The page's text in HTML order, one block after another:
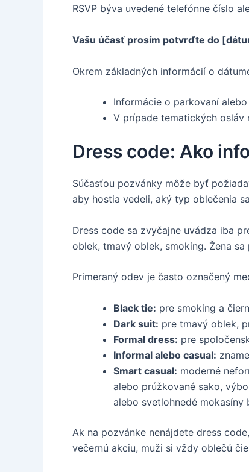
RSVP býva uvedené telefónne číslo
Vašu účasť prosím potvrďte do
Okrem základných informácií o
Informácie o parkovaní
V prípade tematických osláv
Dress code: Ako
Súčasťou pozvánky môže byť
aby hostia vedeli, aký typ oblečenia
Dress code sa zvyčajne uvádza iba
oblek, tmavý oblek, smoking. Žena
Primeraný odev je často označený
Black tie: pre smoking a
Dark suit: pre tmavý oblek,
Formal dress: pre
Informal alebo casual:
Smart casual: moderné
alebo prúžkované sako,
alebo svetlohnedé mokasíny
Ak na pozvánke nenájdete dress
večernú akciu, muži si vždy oblečú